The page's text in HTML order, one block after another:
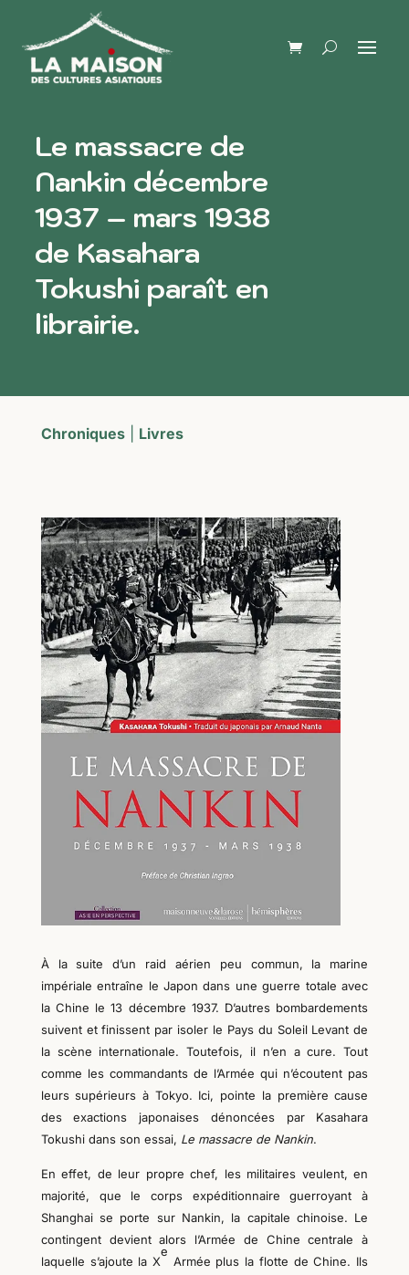
Le massacre de
Nankin décembre
1937 – mars 1938
de Kasahara
Tokushi paraît en
librairie.
Chroniques| Livres
À la suite d’un raid aérien peu commun, la marine
impériale entraîne le Japon dans une guerre totale avec
la Chine le 13 décembre 1937. D’autres bombardements
suivent et finissent par isoler le Pays du Soleil Levant de
la scène internationale. Toutefois, il n’en a cure. Tout
comme les commandants de l’Armée qui n’écoutent pas
leurs supérieurs à Tokyo. Ici, pointe la premièrecause
des exactions japonaises dénoncées par Kasahara
Tokushi dans son essai, Le massacre de Nankin.
En effet, de leur propre chef, les militaires veulent, en
majorité, que le corps expéditionnaire guerroyant à
Shanghai se porte sur Nankin, la capitale chinoise. Le
contingent devient alors l’Armée de Chine centrale à
laquelle s’ajoute la X
e
Armée plus la flotte de Chine. Ils